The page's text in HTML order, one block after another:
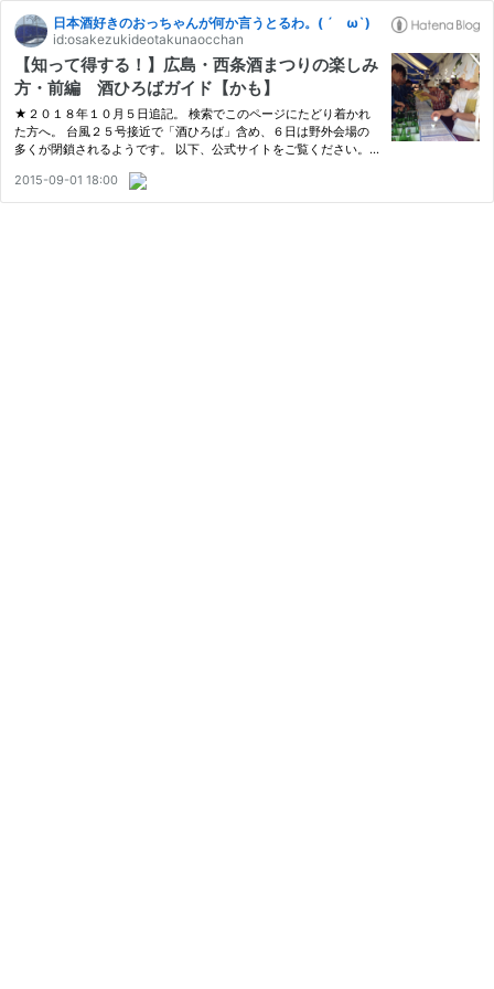
日本酒好きのおっちゃんが何か言うとるわ。( ´ ω`)
id:osakezukideotakunaocchan
【知って得する！】広島・西条酒まつりの楽しみ
方・前編 酒ひろばガイド【かも】
★２０１８年１０月５日追記。 検索でこのページにたどり着かれ
た方へ。 台風２５号接近で「酒ひろば」含め、６日は野外会場の
多くが閉鎖されるようです。 以下、公式サイトをご覧ください。
ているような入場券渡した後の飲み放題ではなく、入場券で試飲チ
ケ…
2015-09-01 18:00